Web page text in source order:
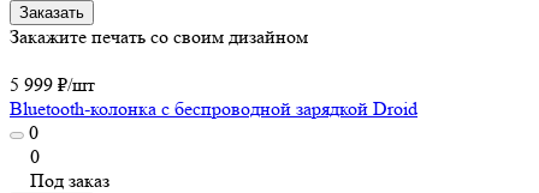
Заказать
Закажите печать со своим дизайном
5 999 ₽/шт
Bluetooth-колонка с беспроводной зарядкой Droid
0
0
Под заказ